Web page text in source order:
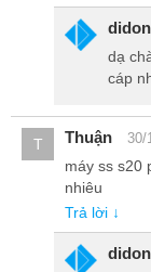
Trên đây là toàn
Xách Tay Hàn
Còn chần chờ gì
DIDONGHAN
mức giá tốt.
dạ
cáp
T Thuận 30/
máy ss s20
nhiêu
Trả lời ↓